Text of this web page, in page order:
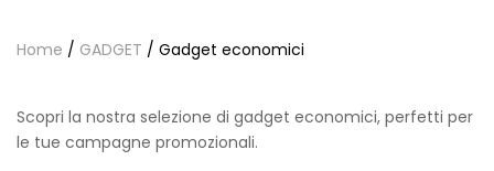
Home / GADGET / Gadget economici
Scopri la nostra selezione di gadget economici, perfetti per
le tue campagne promozionali.